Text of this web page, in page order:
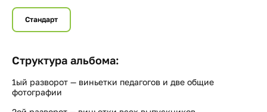
Стандарт
Структура альбома:
1ый разворот — виньетки педагогов и две общие
фотографии